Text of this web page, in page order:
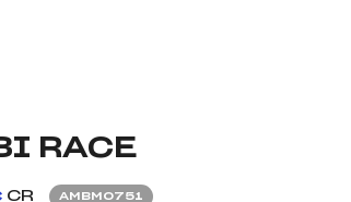
RACE
CR AMBM0751